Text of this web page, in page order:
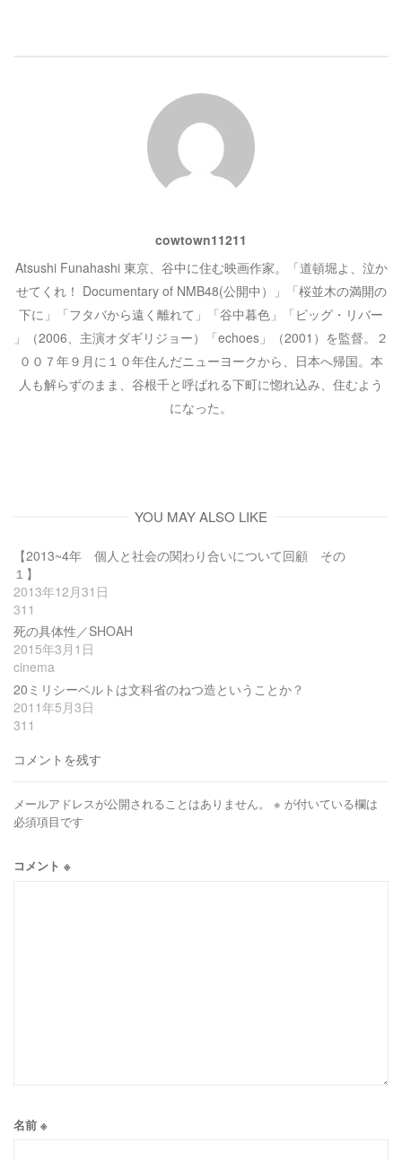
開
cowtown11211
Atsushi Funahashi 東京、谷中に住む映画作家。「道頓堀よ、泣か
せてくれ！ Documentary of NMB48(公開中）」「桜並木の満開の
下に」「フタバから遠く離れて」「谷中暮色」「ビッグ・リバー
」（2006、主演オダギリジョー）「echoes」（2001）を監督。２
００７年９月に１０年住んだニューヨークから、日本へ帰国。本
人も解らずのまま、谷根千と呼ばれる下町に惚れ込み、住むよう
になった。
YOU MAY ALSO LIKE
【2013~4年 個人と社会の関わり合いについて回顧 その
１】
2013年12月31日
311
死の具体性／SHOAH
2015年3月1日
cinema
20ミリシーベルトは文科省のねつ造ということか？
2011年5月3日
311
コメントを残す
メールアドレスが公開されることはありません。 ※ が付いている欄は
必須項目です
コメント ※
名前 ※